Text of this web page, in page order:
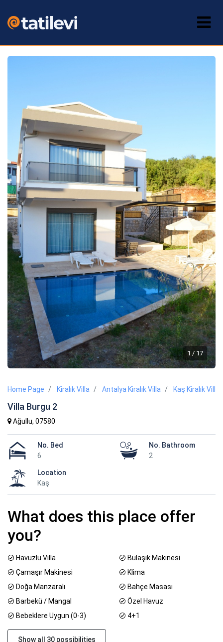
1 / 17
Home Page Kiralık Villa Antalya Kiralık Villa Kaş Kiralık Villa
Villa Burgu 2
Ağullu, 07580
No. Bed
6
No. Bathroom
2
Location
Kaş
What does this place offer
you?
Havuzlu Villa
Bulaşık Makinesi
Çamaşır Makinesi
Klima
Doğa Manzaralı
Bahçe Masası
Barbekü / Mangal
Özel Havuz
Bebeklere Uygun (0-3)
4+1
Show all 30 possibilities